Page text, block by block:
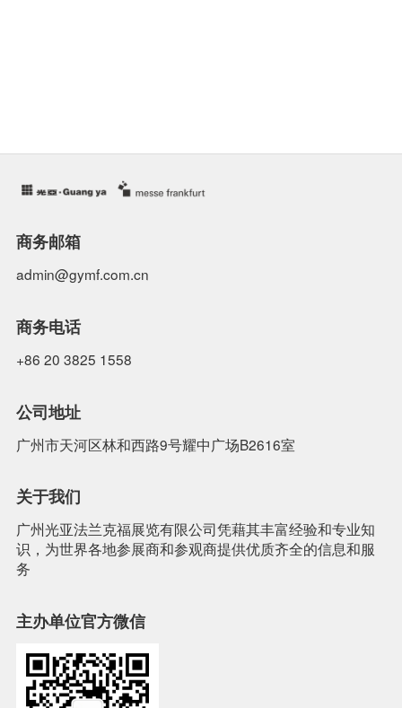
商务邮箱
admin@gymf.com.cn
商务电话
+86 20 3825 1558
公司地址
广州市天河区林和西路9号耀中广场B2616室
关于我们
广州光亚法兰克福展览有限公司凭藉其丰富经验和专业知
识，为世界各地参展商和参观商提供优质齐全的信息和服
务
主办单位官方微信